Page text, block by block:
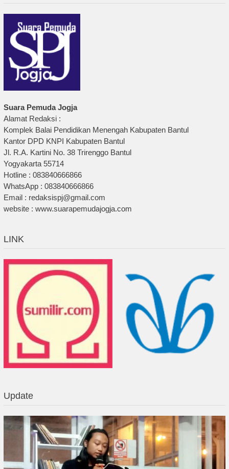
Suara Pemuda Jogja
Alamat Redaksi :
Komplek Balai Pendidikan Menengah Kabupaten Bantul
Kantor DPD KNPI Kabupaten Bantul
Jl. R.A. Kartini No. 38 Trirenggo Bantul
Yogyakarta 55714
Hotline : 083840666866
WhatsApp : 083840666866
Email : redaksispj@gmail.com
website : www.suarapemudajogja.com
LINK
Update